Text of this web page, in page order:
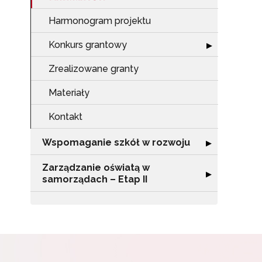
Harmonogram projektu
Konkurs grantowy Rozwiń sekcję
▶
Zrealizowane granty
Materiały
Kontakt
Wspomaganie szkół w rozwoju Rozwiń sekcję
▶
Zarządzanie oświatą w
samorządach – Etap II
Rozwiń sekcję
▶